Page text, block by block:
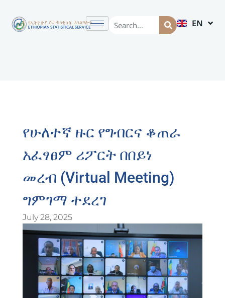
EN
AM
የሁለተኛ ዙር የግብርና ቆጠራ
አፈፃፀም ሪፖርት በበይነ
መረብ (virtual Meeting)
ግምገማ ተደረገ
July 28, 2025